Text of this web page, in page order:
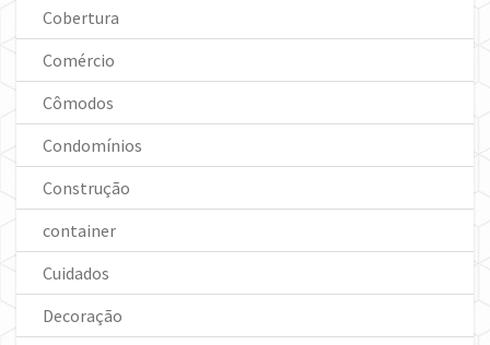
Cobertura
Comércio
Cômodos
Condomínios
Construção
container
Cuidados
Decoração